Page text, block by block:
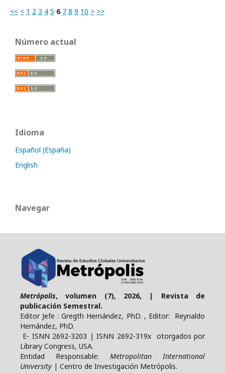
<< < 1 2 3 4 5 6 7 8 9 10 > >>
Número actual
Idioma
Español (España)
English
Navegar
Metrópolis, volumen (7), 2026, | Revista de
publicación Semestral.
Editor Jefe : Gregth Hernández, PhD. , Editor: Reynaldo
Hernández, PhD.
E- ISNN 2692-3203 | ISNN 2692-319x otorgados por
Library Congress, USA.
Entidad Responsable: Metropolitan International
University | Centro de Investigación Metrópolis.